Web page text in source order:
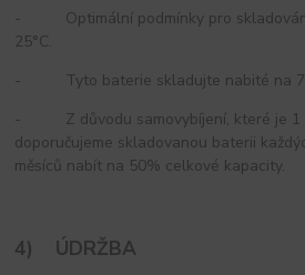
- Optimální podmínky pro
25°C.
- Tyto baterie skladujte nabité na
- Z důvodu samovybíjení, které je 1
doporučujeme skladovanou baterii
měsíců nabít na 50% celkové kapacity.
4) ÚDRŽBA